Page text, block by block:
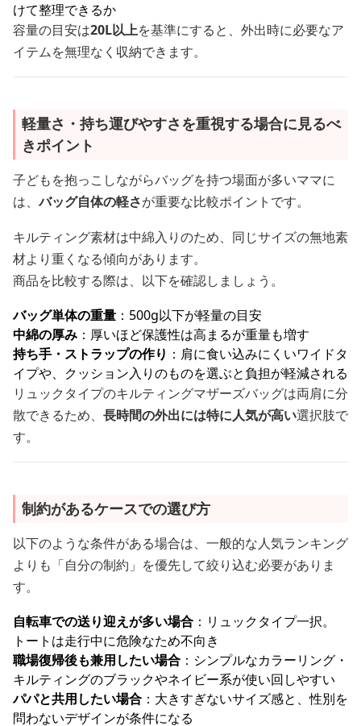
けて整理できるか
容量の目安は20L以上を基準にすると、外出時に必要なア
イテムを無理なく収納できます。
軽量さ・持ち運びやすさを重視する場合に見るべ
きポイント
子どもを抱っこしながらバッグを持つ場面が多いママに
は、バッグ自体の軽さが重要な比較ポイントです。
キルティング素材は中綿入りのため、同じサイズの無地素
材より重くなる傾向があります。
商品を比較する際は、以下を確認しましょう。
バッグ単体の重量 ：500g以下が軽量の目安
中綿の厚み ：厚いほど保護性は高まるが重量も増す
持ち手・ストラップの作り ：肩に食い込みにくいワイドタ
イプや、クッション入りのものを選ぶと負担が軽減される
リュックタイプのキルティングマザーズバッグは両肩に分
散できるため、 長時間の外出には特に人気が高い選択肢で
す。
制約があるケースでの選び方
以下のような条件がある場合は、一般的な人気ランキング
よりも「自分の制約」を優先して絞り込む必要がありま
す。
自転車での送り迎えが多い場合 ：リュックタイプ一択。
トートは走行中に危険なため不向き
職場復帰後も兼用したい場合 ：シンプルなカラーリング・
キルティングのブラックやネイビー系が使い回しやすい
パパと共用したい場合 ：大きすぎないサイズ感と、性別を
問わないデザインが条件になる